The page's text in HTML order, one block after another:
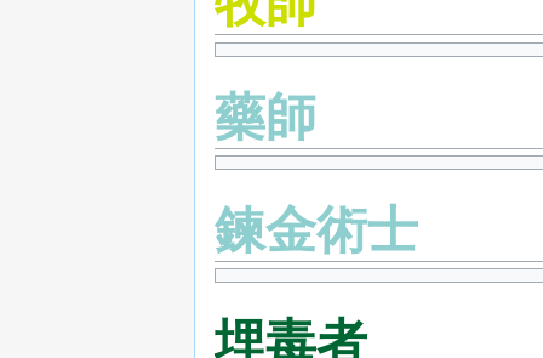
藥師
鍊金術士
埋毒者